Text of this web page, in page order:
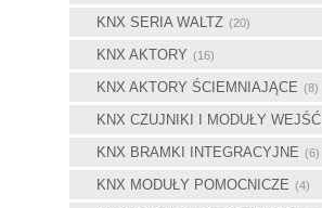
KNX SERIA WALTZ (20)
KNX AKTORY (16)
KNX AKTORY ŚCIEMNIAJĄCE (8)
KNX CZUJNIKI I MODUŁY WEJŚĆ
KNX BRAMKI INTEGRACYJNE (6)
KNX MODUŁY POMOCNICZE (4)